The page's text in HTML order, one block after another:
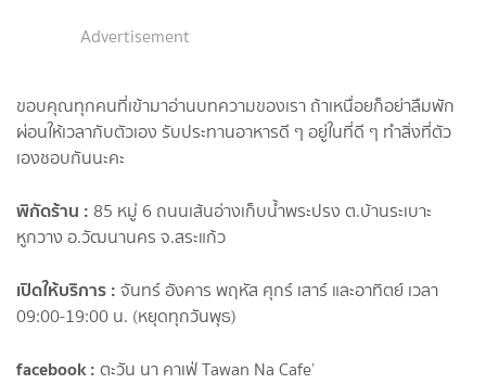
Advertisement
ขอบคุณทุกคนที่เข้ามาอ่านบทความของเรา ถ้าเหนื่อยก็อย่าลืมพัก
ผ่อนให้เวลากับตัวเอง รับประทานอาหารดี ๆ อยู่ในที่ดี ๆ ทำสิ่งที่ตัว
เองชอบกันนะคะ
พิกัดร้าน : 85 หมู่ 6 ถนนเส้นอ่างเก็บน้ำพระปรง ต.บ้านระเบาะ
หูกวาง อ.วัฒนานคร จ.สระแก้ว
เปิดให้บริการ : จันทร์ อังคาร พฤหัส ศุกร์ เสาร์ และอาทิตย์ เวลา
09:00-19:00 น. (หยุดทุกวันพุธ)
facebook : ตะวัน นา คาเฟ่ Tawan Na Cafe’